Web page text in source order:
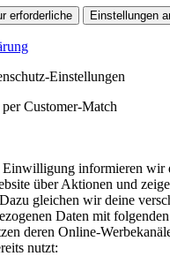
erforderliche Einstellungen
Einstellungen
Customer-Match
informieren wir
über Aktionen und
gleichen wir deine
Daten mit
deren Online-
nutzt: